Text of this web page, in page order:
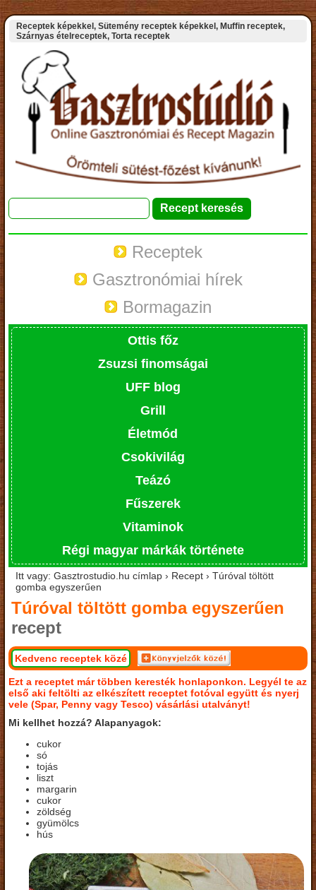
Receptek képekkel, Sütemény receptek képekkel, Muffin receptek,
Szárnyas ételreceptek, Torta receptek
Receptek
Gasztronómiai hírek
Bormagazin
Ottis főz
Zsuzsi finomságai
UFF blog
Grill
Életmód
Csokivilág
Teázó
Fűszerek
Vitaminok
Régi magyar márkák története
Itt vagy: Gasztrostudio.hu címlap › Recept › Túróval töltött
gomba egyszerűen
Túróval töltött gomba egyszerűen
recept
Kedvenc receptek közé
Ezt a receptet már többen keresték honlaponkon. Legyél te az
első aki feltölti az elkészített receptet fotóval együtt és nyerj
vele (Spar, Penny vagy Tesco) vásárlási utalványt!
Mi kellhet hozzá? Alapanyagok:
cukor
só
tojás
liszt
margarin
cukor
zöldség
gyümölcs
hús